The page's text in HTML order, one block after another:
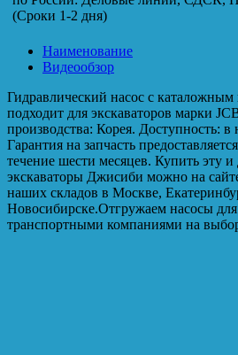
(Сроки 1-2 дня)
Наименование
Видеообзор
Гидравлический насос с
подходит для экскаваторов марки
производства: Корея. Доступность: в
Гарантия на запчасть
течение шести месяцев. Купить эту и
экскаваторы Джисиби можно на
наших складов в Москве,
Новосибирске.Отгружаем насосы
транспортными компаниями на